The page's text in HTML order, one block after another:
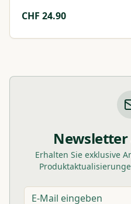
CHF 24.90
Erhalten Sie exklusive